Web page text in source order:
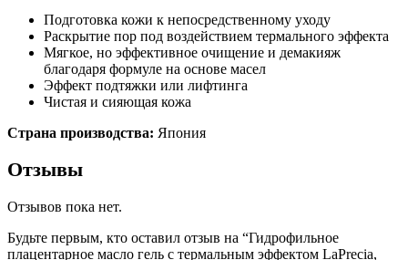
Подготовка кожи к непосредственному уходу
Раскрытие пор под воздействием термального эффекта
Мягкое, но эффективное очищение и демакияж
благодаря формуле на основе масел
Эффект подтяжки или лифтинга
Чистая и сияющая кожа
Страна производства: Япония
Отзывы
Отзывов пока нет.
Будьте первым, кто оставил отзыв на “Гидрофильное
плацентарное масло гель с термальным эффектом LaPrecia,